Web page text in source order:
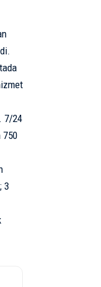
7/24
750
3